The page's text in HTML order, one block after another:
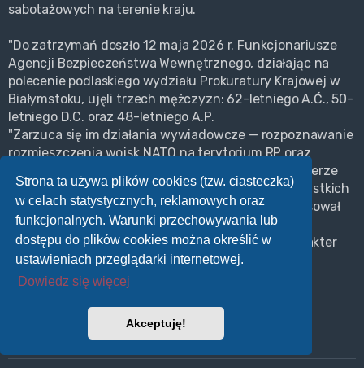
Strona ta używa plików cookies (tzw. ciasteczka)
w celach statystycznych, reklamowych oraz
funkcjonalnych. Warunki przechowywania lub
dostępu do plików cookies można określić w
ustawieniach przeglądarki internetowej.
Dowiedz się więcej
Akceptuję!
sabotażowych na terenie kraju.
"Do zatrzymań doszło 12 maja 2026 r. Funkcjonariusze
Agencji Bezpieczeństwa Wewnętrznego, działając na
polecenie podlaskiego wydziału Prokuratury Krajowej w
Białymstoku, ujęli trzech mężczyzn: 62-letniego A.Ć., 50-
letniego D.C. oraz 48-letniego A.P.
"Zarzuca się im działania wywiadowcze — rozpoznawanie
rozmieszczenia wojsk NATO na terytorium RP oraz
wytwarzanie i udostępnianie materiałów o charakterze
propagandowym i dezinformacyjnym. Wobec wszystkich
podejrzanych Sąd Rejonowy w Białymstoku zastosował
środek zapobiegawczy w postaci tymczasowego
aresztowania na trzy miesiące. Śledztwo ma charakter
rozwojowy""
PacjentAlterEgo chyba ci funfli wyłapują